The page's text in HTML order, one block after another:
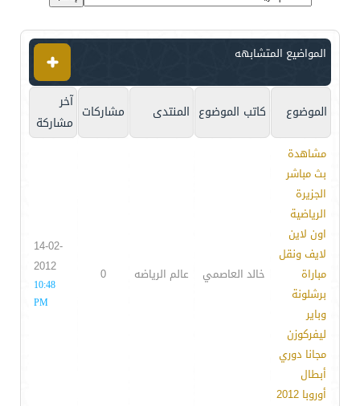
المواضيع المتشابهه
الموضوع كاتب الموضوع المنتدى مشاركات آخر
مشاركة
مشاهدة
بث مباشر
الجزيرة
الرياضية
اون لاين
لايف ونقل
مباراة
برشلونة
وباير
ليفركوزن
مجانا دوري
أبطال
أوروبا 2012
خالد العاصمي عالم الرياضه 0
14-02-
2012
10:48
PM